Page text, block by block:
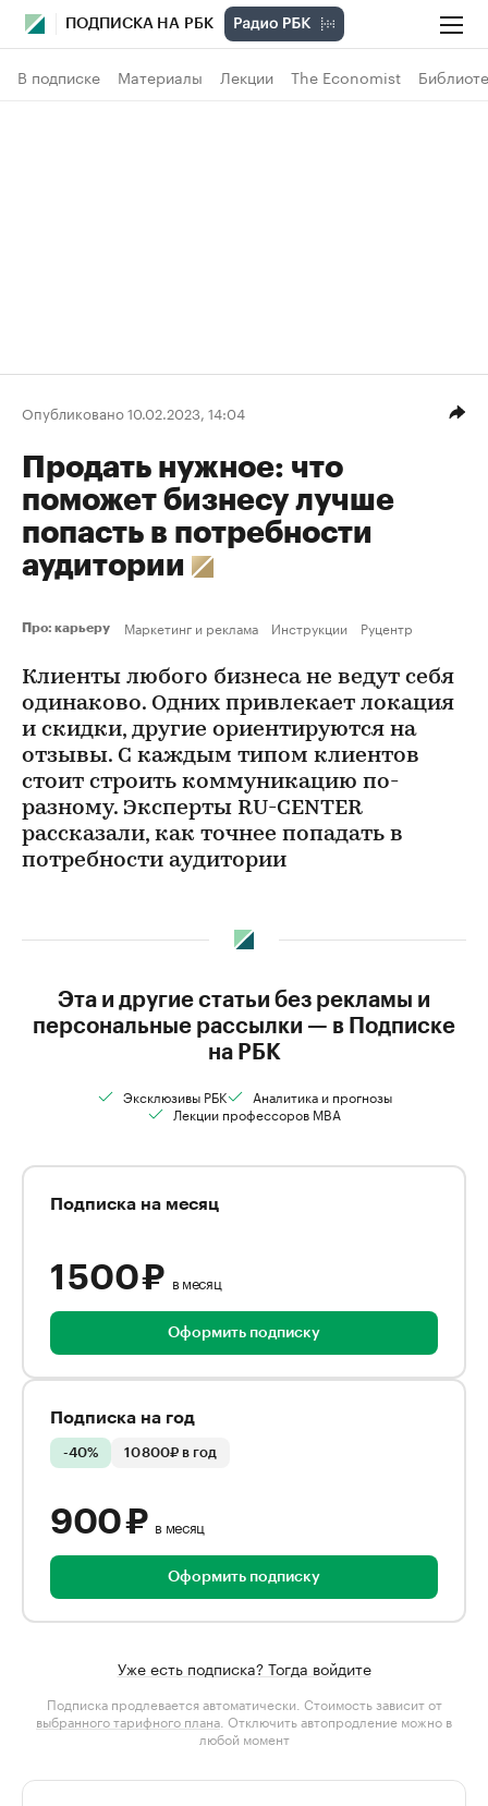
ПОДПИСКА НА РБК
В подписке Материалы Лекции The Economist
Опубликовано 10.02.2023, 14:04
Продать нужное: что
поможет бизнесу лучше
попасть в потребности
аудитории
Про: карьеру Маркетинг и реклама Инструкции Руцентр
Клиенты любого бизнеса не ведут себя
одинаково. Одних привлекает локация
и скидки, другие ориентируются на
отзывы. С каждым типом клиентов
стоит строить коммуникацию по-
разному. Эксперты RU-CENTER
рассказали, как точнее попадать в
потребности аудитории
Эта и другие статьи без рекламы и
персональные рассылки — в Подписке
на РБК
Эксклюзивы РБК
Аналитика и прогнозы
Лекции профессоров MBA
Подписка на месяц
1 500 ₽ в месяц
Оформить подписку
Подписка на год
-40% 10 800₽ в год
900 ₽ в месяц
Оформить подписку
Уже есть подписка? Тогда войдите
Подписка продлевается автоматически. Стоимость зависит от
выбранного тарифного плана . Отключить автопродление можно в
любой момент